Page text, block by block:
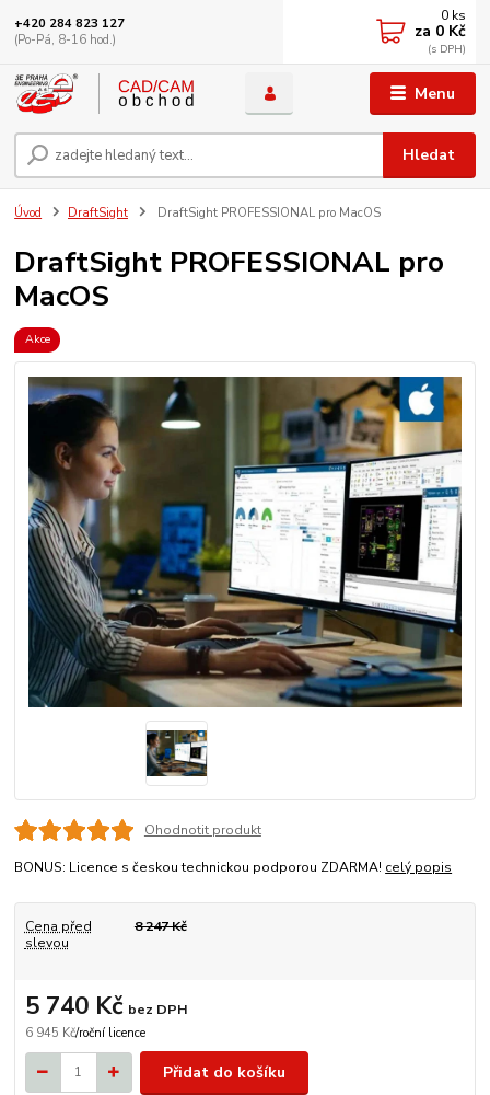
Menu
Hledat
+420 284 823 127
(Po-Pá, 8-16 hod.)
0 ks
za 0 Kč
Úvod DraftSight DraftSight PROFESSIONAL pro MacOS
DraftSight PROFESSIONAL pro
MacOS
Akce
Ohodnotit produkt
BONUS: Licence s českou technickou podporou ZDARMA! celý popis
Cena před
slevou
8 247 Kč
6 945 Kč/roční licence
5 740 Kč bez DPH
Přidat do košíku